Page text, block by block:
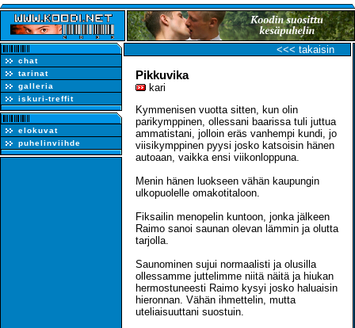
chat
tarinat
galleria
iskuri-treffit
elokuvat
puhelinviihde
<<< takaisin
Pikkuvika
kari
Kymmenisen vuotta sitten, kun olin
parikymppinen, ollessani baarissa tuli juttua
ammatistani, jolloin eräs vanhempi kundi, jo
viisikymppinen pyysi josko katsoisin hänen
autoaan, vaikka ensi viikonloppuna.
Menin hänen luokseen vähän kaupungin
ulkopuolelle omakotitaloon.
Fiksailin menopelin kuntoon, jonka jälkeen
Raimo sanoi saunan olevan lämmin ja olutta
tarjolla.
Saunominen sujui normaalisti ja olusilla
ollessamme juttelimme niitä näitä ja hiukan
hermostuneesti Raimo kysyi josko haluaisin
hieronnan. Vähän ihmettelin, mutta
uteliaisuuttani suostuin.